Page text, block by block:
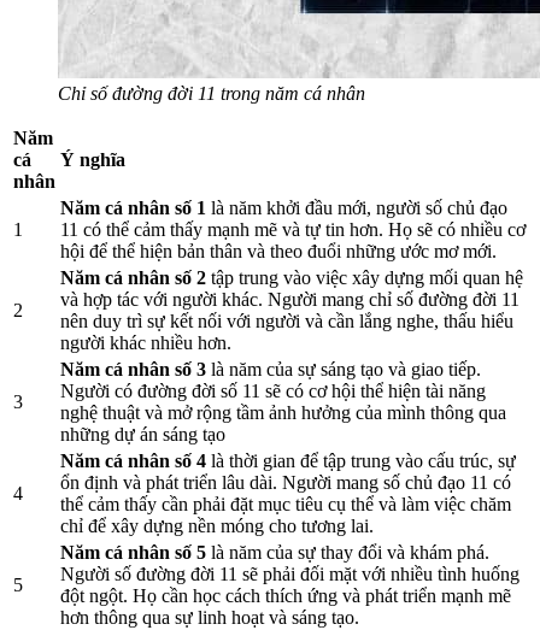
Chỉ số đường đời 11 trong năm cá nhân
Năm
cá
nhân
Ý nghĩa
1
Năm cá nhân số 1 là năm khởi đầu mới, người số chủ đạo
11 có thể cảm thấy mạnh mẽ và tự tin hơn. Họ sẽ có nhiều cơ
hội để thể hiện bản thân và theo đuổi những ước mơ mới.
2
Năm cá nhân số 2 tập trung vào việc xây dựng mối quan hệ
và hợp tác với người khác. Người mang chỉ số đường đời 11
nên duy trì sự kết nối với người và cần lắng nghe, thấu hiểu
người khác nhiều hơn.
3
Năm cá nhân số 3 là năm của sự sáng tạo và giao tiếp.
Người có đường đời số 11 sẽ có cơ hội thể hiện tài năng
nghệ thuật và mở rộng tầm ảnh hưởng của mình thông qua
những dự án sáng tạo
4
Năm cá nhân số 4 là thời gian để tập trung vào cấu trúc, sự
ổn định và phát triển lâu dài. Người mang số chủ đạo 11 có
thể cảm thấy cần phải đặt mục tiêu cụ thể và làm việc chăm
chỉ để xây dựng nền móng cho tương lai.
5
Năm cá nhân số 5 là năm của sự thay đổi và khám phá.
Người số đường đời 11 sẽ phải đối mặt với nhiều tình huống
đột ngột. Họ cần học cách thích ứng và phát triển mạnh mẽ
hơn thông qua sự linh hoạt và sáng tạo.